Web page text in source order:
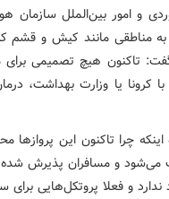
و امور بین‌الملل سازمان
مناطقی مانند کیش و قشم
تاکنون هیچ تصمیمی
با کرونا یا وزارت بهداشت،
اینکه چرا تاکنون این
می‌شود و مسافران پذیرش شده
ندارد و فعلا پروتکل‌هایی